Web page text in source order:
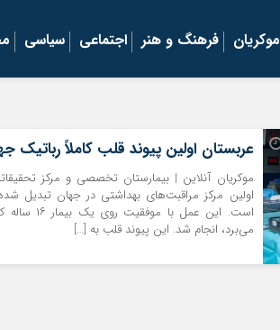
موکریان فرهنگ و هنر اجتماعی سیاسی
عربستان اولین پیوند قلب کاملاً رباتیک
اولین مرکز مراقبت‌های بهداشتی در جهان تبدیل شده
است. این
می‌برد، انجام شد. این پیوند قلب به […]